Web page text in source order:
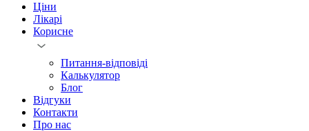
Ціни
Лікарі
Корисне
Питання-відповіді
Калькулятор
Блог
Відгуки
Контакти
Про нас